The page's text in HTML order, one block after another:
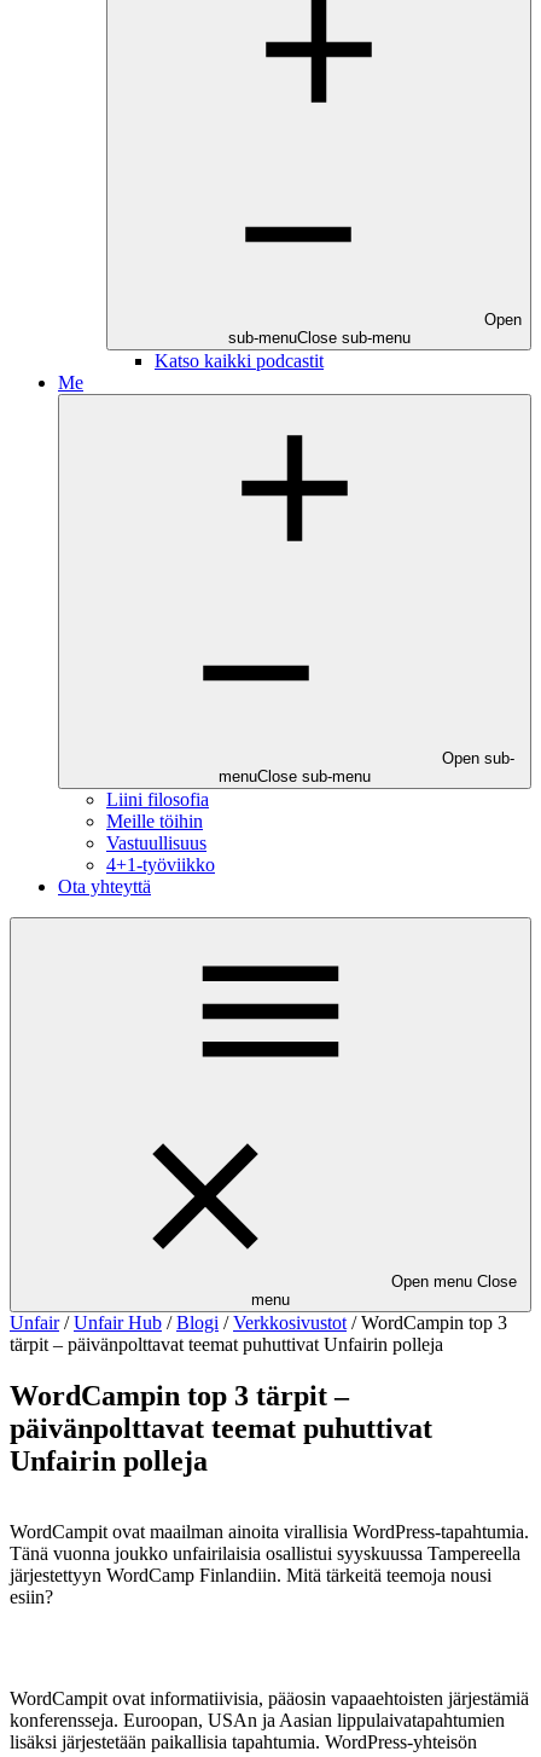
Open
sub-menuClose sub-menu
Katso kaikki podcastit
Me
Open sub-
menuClose sub-menu
Liini filosofia
Meille töihin
Vastuullisuus
4+1-työviikko
Ota yhteyttä
Open menu Close
menu
Unfair/Unfair Hub /Blogi /Verkkosivustot /WordCampin top 3
tärpit – päivänpolttavat teemat puhuttivat Unfairin polleja
WordCampin top 3 tärpit –
päivänpolttavat teemat puhuttivat
Unfairin polleja
WordCampit ovat maailman ainoita virallisia WordPress-tapahtumia.
Tänä vuonna joukko unfairilaisia osallistui syyskuussa Tampereella
järjestettyyn WordCamp Finlandiin. Mitä tärkeitä teemoja nousi
esiin?
WordCampit ovat informatiivisia, pääosin vapaaehtoisten järjestämiä
konferensseja. Euroopan, USAn ja Aasian lippulaivatapahtumien
lisäksi järjestetään paikallisia tapahtumia. WordPress-yhteisön